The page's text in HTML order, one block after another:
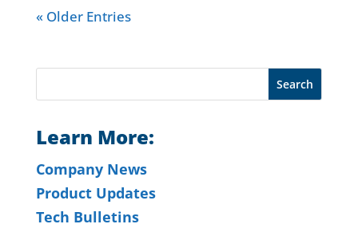
« Older Entries
Learn More:
Company News
Product Updates
Tech Bulletins